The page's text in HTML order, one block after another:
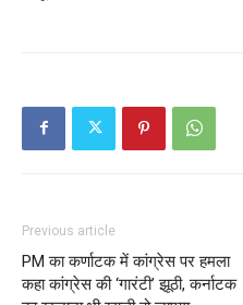
Previous article
PM का कर्णाटक में कांग्रेस पर हमला
कहा कांग्रेस की ‘गारंटी’ झूठी, कर्नाटक